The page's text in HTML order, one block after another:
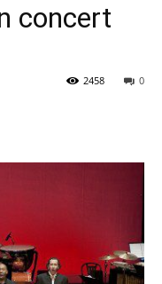
concert
0
2458